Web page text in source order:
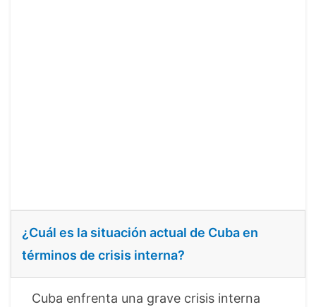
¿Cuál es la situación actual de Cuba en
términos de crisis interna?
Cuba enfrenta una grave crisis interna